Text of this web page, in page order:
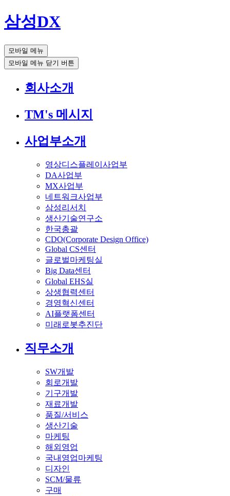
삼성DX
모바일 메뉴
모바일 메뉴 닫기 버튼
회사소개
TM's 메시지
사업부소개
영상디스플레이사업부
DA사업부
MX사업부
네트워크사업부
삼성리서치
생산기술연구소
한국총괄
CDO(Corporate Design Office)
Global CS센터
글로벌마케팅실
Big Data센터
Global EHS실
상생협력센터
경영혁신센터
AI플랫폼센터
미래로봇추진단
직무소개
SW개발
회로개발
기구개발
재료개발
품질/서비스
생산기술
마케팅
해외영업
국내영업마케팅
디자인
SCM/물류
구매